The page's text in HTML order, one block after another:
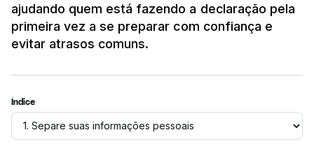
ajudando quem está fazendo a declaração pela
primeira vez a se preparar com confiança e
evitar atrasos comuns.
Índice